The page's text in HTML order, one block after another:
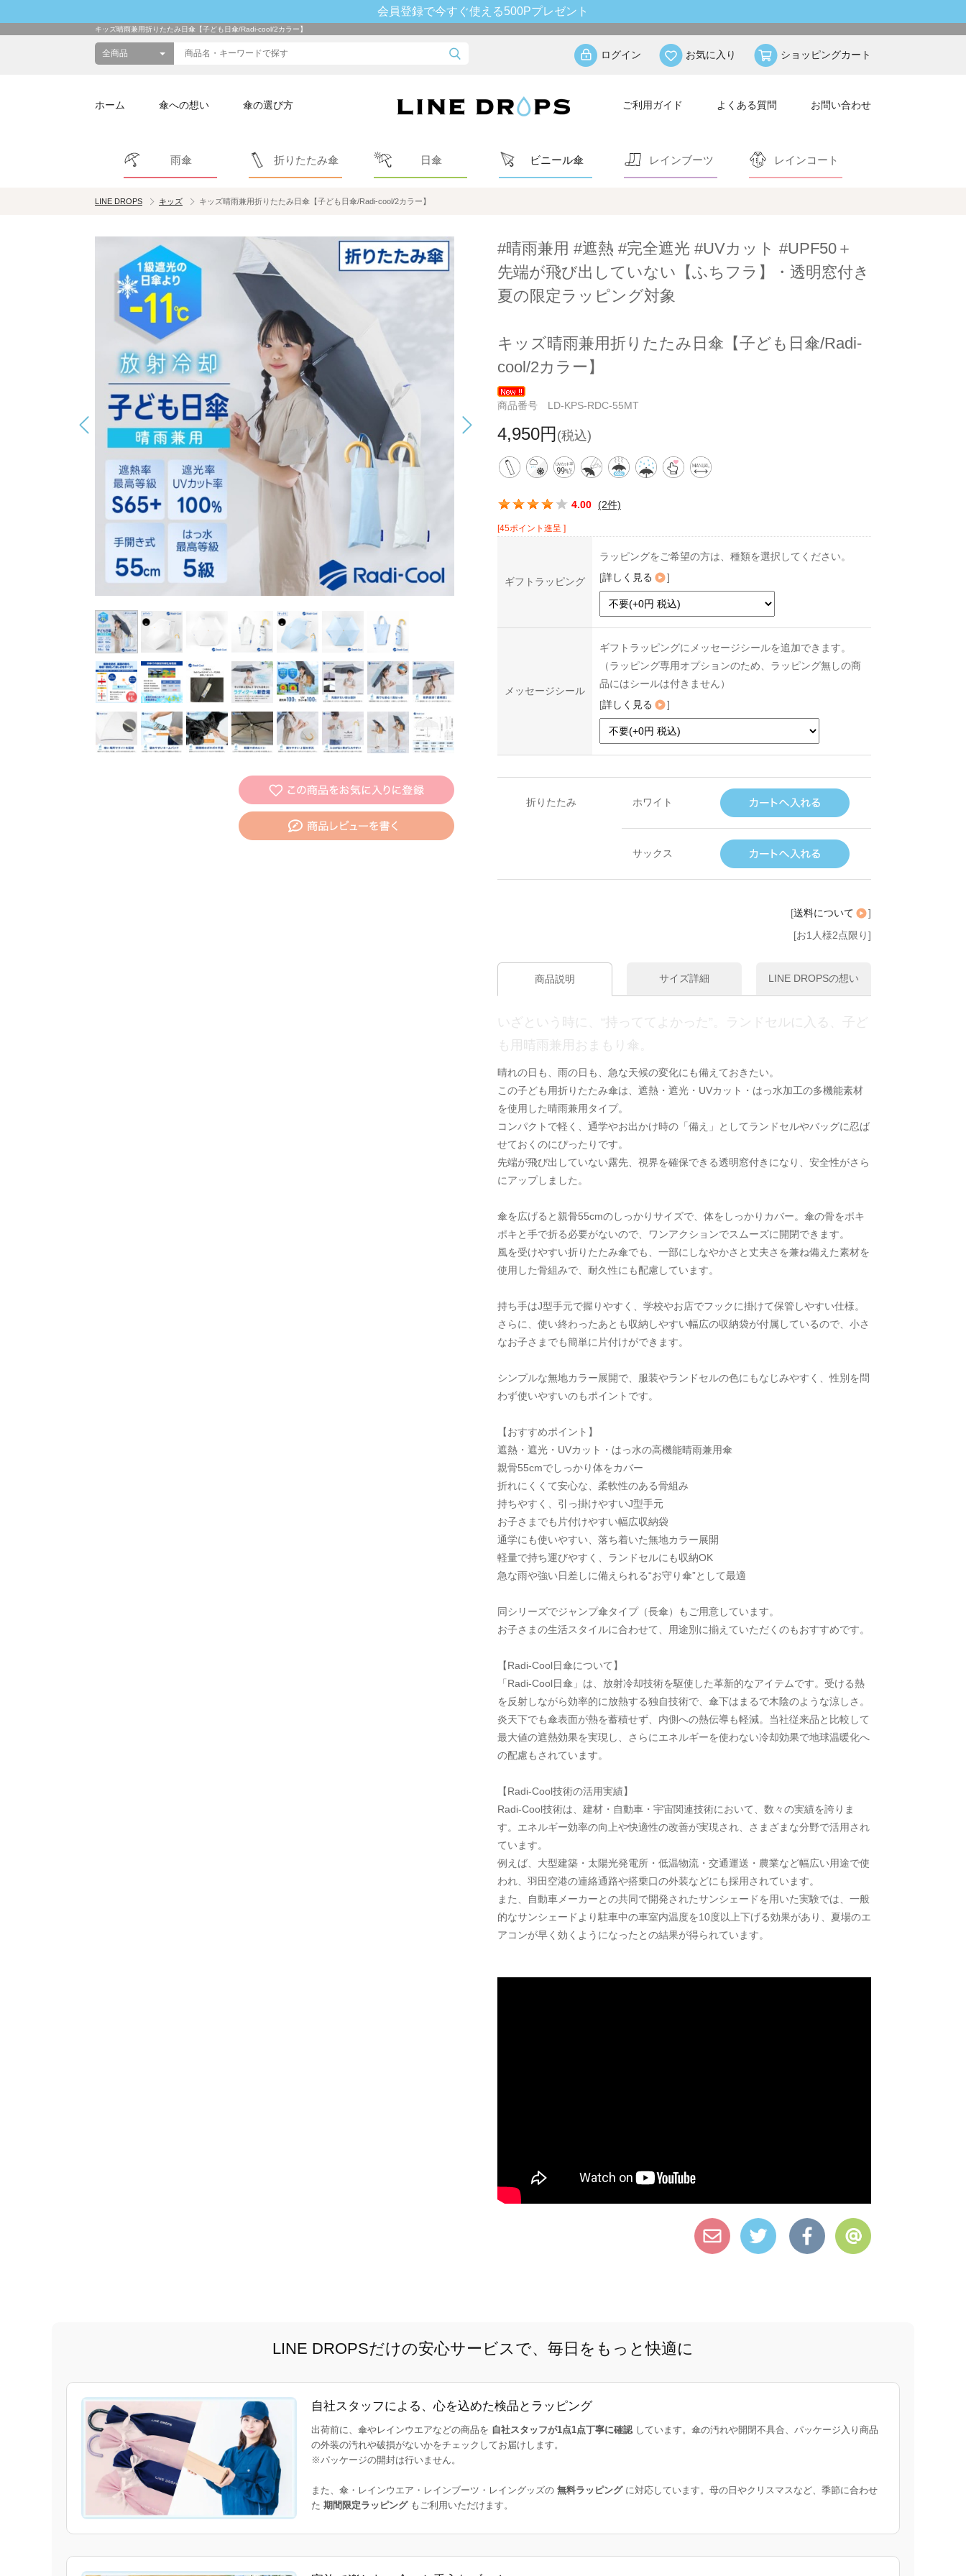
会員登録で今すぐ使える500Pプレゼント
キッズ晴雨兼用折りたたみ日傘【子ども日傘/Radi-cool/2カラー】
ログイン お気に入り ショッピングカート
ホーム 傘への想い 傘の選び方 ご利用ガイド よくある質問 お問い合わせ
雨傘 折りたたみ傘 日傘 ビニール傘 レインブーツ レインコート
LINE DROPS キッズ キッズ晴雨兼用折りたたみ日傘【子ども日傘/Radi-cool/2カラー】
#晴雨兼用 #遮熱 #完全遮光 #UVカット #UPF50＋
先端が飛び出していない【ふちフラ】・透明窓付き
夏の限定ラッピング対象
キッズ晴雨兼用折りたたみ日傘【子ども日傘/Radi-
cool/2カラー】
商品番号 LD-KPS-RDC-55MT
4,950円 (税込)
4.00 (2件)
[45ポイント進呈 ]
ギフトラッピング
ラッピングをご希望の方は、種類を選択してください。
[詳しく見る ]
メッセージシール
ギフトラッピングにメッセージシールを追加できます。
（ラッピング専用オプションのため、ラッピング無しの商
品にはシールは付きません）
[詳しく見る ]
折りたたみ ホワイト
サックス
[送料について
]
[お1人様2点限り]
商品説明 サイズ詳細 LINE DROPSの想い
いざという時に、“持っててよかった”。ランドセルに入る、子ど
も用晴雨兼用おまもり傘。
晴れの日も、雨の日も、急な天候の変化にも備えておきたい。
この子ども用折りたたみ傘は、遮熱・遮光・UVカット・はっ水加工の多機能素材
を使用した晴雨兼用タイプ。
コンパクトで軽く、通学やお出かけ時の「備え」としてランドセルやバッグに忍ば
せておくのにぴったりです。
先端が飛び出していない露先、視界を確保できる透明窓付きになり、安全性がさら
にアップしました。
傘を広げると親骨55cmのしっかりサイズで、体をしっかりカバー。傘の骨をポキ
ポキと手で折る必要がないので、ワンアクションでスムーズに開閉できます。
風を受けやすい折りたたみ傘でも、一部にしなやかさと丈夫さを兼ね備えた素材を
使用した骨組みで、耐久性にも配慮しています。
持ち手はJ型手元で握りやすく、学校やお店でフックに掛けて保管しやすい仕様。
さらに、使い終わったあとも収納しやすい幅広の収納袋が付属しているので、小さ
なお子さまでも簡単に片付けができます。
シンプルな無地カラー展開で、服装やランドセルの色にもなじみやすく、性別を問
わず使いやすいのもポイントです。
【おすすめポイント】
遮熱・遮光・UVカット・はっ水の高機能晴雨兼用傘
親骨55cmでしっかり体をカバー
折れにくくて安心な、柔軟性のある骨組み
持ちやすく、引っ掛けやすいJ型手元
お子さまでも片付けやすい幅広収納袋
通学にも使いやすい、落ち着いた無地カラー展開
軽量で持ち運びやすく、ランドセルにも収納OK
急な雨や強い日差しに備えられる“お守り傘”として最適
同シリーズでジャンプ傘タイプ（長傘）もご用意しています。
お子さまの生活スタイルに合わせて、用途別に揃えていただくのもおすすめです。
【Radi-Cool日傘について】
「Radi-Cool日傘」は、放射冷却技術を駆使した革新的なアイテムです。受ける熱
を反射しながら効率的に放熱する独自技術で、傘下はまるで木陰のような涼しさ。
炎天下でも傘表面が熱を蓄積せず、内側への熱伝導も軽減。当社従来品と比較して
最大値の遮熱効果を実現し、さらにエネルギーを使わない冷却効果で地球温暖化へ
の配慮もされています。
【Radi-Cool技術の活用実績】
Radi-Cool技術は、建材・自動車・宇宙関連技術において、数々の実績を誇りま
す。エネルギー効率の向上や快適性の改善が実現され、さまざまな分野で活用され
ています。
例えば、大型建築・太陽光発電所・低温物流・交通運送・農業など幅広い用途で使
われ、羽田空港の連絡通路や搭乗口の外装などにも採用されています。
また、自動車メーカーとの共同で開発されたサンシェードを用いた実験では、一般
的なサンシェードより駐車中の車室内温度を10度以上下げる効果があり、夏場のエ
アコンが早く効くようになったとの結果が得られています。
LINE DROPSだけの安心サービスで、毎日をもっと快適に
自社スタッフによる、心を込めた検品とラッピング
出荷前に、傘やレインウエアなどの商品を 自社スタッフが1点1点丁寧に確認しています。傘の汚れや開閉不具合、パッケージ入り商品
の外装の汚れや破損がないかをチェックしてお届けします。
※パッケージの開封は行いません。
また、傘・レインウエア・レインブーツ・レイングッズの 無料ラッピングに対応しています。母の日やクリスマスなど、季節に合わせ
た 期間限定ラッピングもご利用いただけます。